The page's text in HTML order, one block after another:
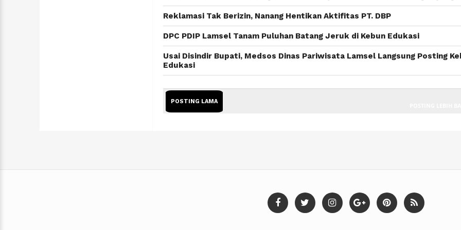
Reklamasi Tak Berizin, Nanang Hentikan Aktifitas PT. DBP
DPC PDIP Lamsel Tanam Puluhan Batang Jeruk di Kebun Edukasi
Usai Disindir Bupati, Medsos Dinas Pariwisata Lamsel Langsung Posting
Edukasi
POSTING LAMA